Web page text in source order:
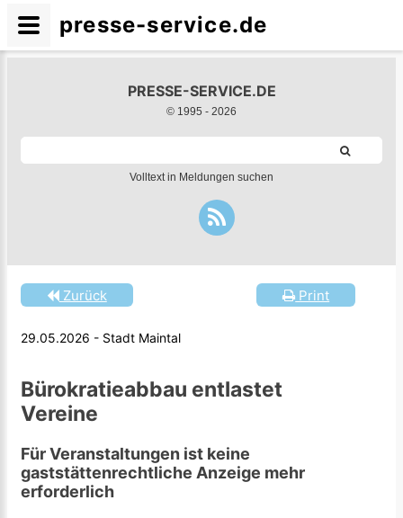
PRESSE-SERVICE.DE
© 1995 - 2026
Volltext in Meldungen suchen
Print
Zurück
29.05.2026 - Stadt Maintal
Bürokratieabbau entlastet
Vereine
Für Veranstaltungen ist keine
gaststättenrechtliche Anzeige mehr
erforderlich
presse-service.de